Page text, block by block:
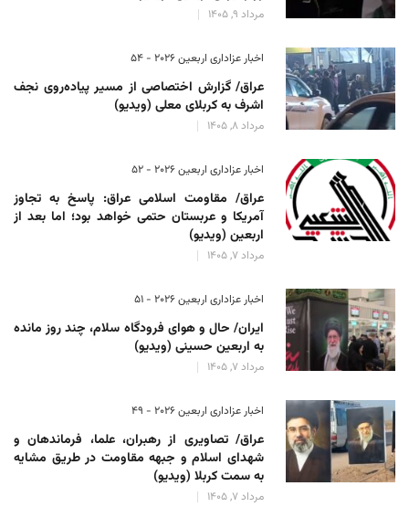
مرداد 9, 1405
اخبار عزاداری اربعین ۲۰۲۶ - 54
عراق/ گزارش اختصاصی از مسیر پیاده‌روی نجف
اشرف به کربلای معلی (ویدیو)
مرداد 8, 1405
اخبار عزاداری اربعین ۲۰۲۶ - 52
عراق/ مقاومت اسلامی عراق: پاسخ به تجاوز
آمریکا و عربستان حتمی خواهد بود؛ اما بعد از
اربعین (ویدیو)
مرداد 7, 1405
اخبار عزاداری اربعین ۲۰۲۶ - 51
ایران/ حال و هوای فرودگاه سلام، چند روز مانده
به اربعین حسینی (ویدیو)
مرداد 7, 1405
اخبار عزاداری اربعین ۲۰۲۶ - 49
عراق/ تصاویری از رهبران، علما، فرماندهان و
شهدای اسلام و جبهه مقاومت در طریق مشایه
به سمت کربلا (ویدیو)
مرداد 7, 1405